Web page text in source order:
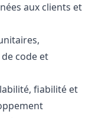
aux clients et
code et
fiabilité et